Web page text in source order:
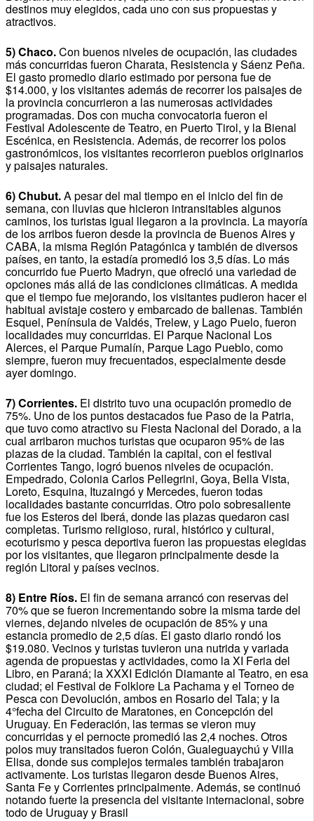
destinos muy elegidos, cada uno con sus propuestas y
atractivos.
5) Chaco.Con buenos niveles de ocupación, las ciudades
más concurridas fueron Charata, Resistencia y Sáenz Peña.
El gasto promedio diario estimado por persona fue de
$14.000, y los visitantes además de recorrer los paisajes de
la provincia concurrieron a las numerosas actividades
programadas. Dos con mucha convocatoria fueron el
Festival Adolescente de Teatro, en Puerto Tirol, y la Bienal
Escénica, en Resistencia. Además, de recorrer los polos
gastronómicos, los visitantes recorrieron pueblos originarios
y paisajes naturales.
6) Chubut.A pesar del mal tiempo en el inicio del fin de
semana, con lluvias que hicieron intransitables algunos
caminos, los turistas igual llegaron a la provincia. La mayoría
de los arribos fueron desde la provincia de Buenos Aires y
CABA, la misma Región Patagónica y también de diversos
países, en tanto, la estadía promedió los 3,5 días. Lo más
concurrido fue Puerto Madryn, que ofreció una variedad de
opciones más allá de las condiciones climáticas. A medida
que el tiempo fue mejorando, los visitantes pudieron hacer el
habitual avistaje costero y embarcado de ballenas. También
Esquel, Península de Valdés, Trelew, y Lago Puelo, fueron
localidades muy concurridas. El Parque Nacional Los
Alerces, el Parque Pumalín, Parque Lago Pueblo, como
siempre, fueron muy frecuentados, especialmente desde
ayer domingo.
7) Corrientes.El distrito tuvo una ocupación promedio de
75%. Uno de los puntos destacados fue Paso de la Patria,
que tuvo como atractivo su Fiesta Nacional del Dorado, a la
cual arribaron muchos turistas que ocuparon 95% de las
plazas de la ciudad. También la capital, con el festival
Corrientes Tango, logró buenos niveles de ocupación.
Empedrado, Colonia Carlos Pellegrini, Goya, Bella Vista,
Loreto, Esquina, Ituzaingó y Mercedes, fueron todas
localidades bastante concurridas. Otro polo sobresaliente
fue los Esteros del Iberá, donde las plazas quedaron casi
completas. Turismo religioso, rural, histórico y cultural,
ecoturismo y pesca deportiva fueron las propuestas elegidas
por los visitantes, que llegaron principalmente desde la
región Litoral y países vecinos.
8) Entre Ríos.El fin de semana arrancó con reservas del
70% que se fueron incrementando sobre la misma tarde del
viernes, dejando niveles de ocupación de 85% y una
estancia promedio de 2,5 días. El gasto diario rondó los
$19.080. Vecinos y turistas tuvieron una nutrida y variada
agenda de propuestas y actividades, como la XI Feria del
Libro, en Paraná; la XXXI Edición Diamante al Teatro, en esa
ciudad; el Festival de Folklore La Pachama y el Torneo de
Pesca con Devolución, ambos en Rosario del Tala; y la
4°fecha del Circuito de Maratones, en Concepción del
Uruguay. En Federación, las termas se vieron muy
concurridas y el pernocte promedió las 2,4 noches. Otros
polos muy transitados fueron Colón, Gualeguaychú y Villa
Elisa, donde sus complejos termales también trabajaron
activamente. Los turistas llegaron desde Buenos Aires,
Santa Fe y Corrientes principalmente. Además, se continuó
notando fuerte la presencia del visitante internacional, sobre
todo de Uruguay y Brasil